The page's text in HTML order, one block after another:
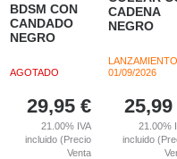
BDSM CON
CANDADO
NEGRO
AGOTADO
29,95 €
21.00% IVA
incluido (Precio
Venta
CADENA
NEGRO
LANZAMIENTO
01/09/2026
25,99
21.00%
incluido